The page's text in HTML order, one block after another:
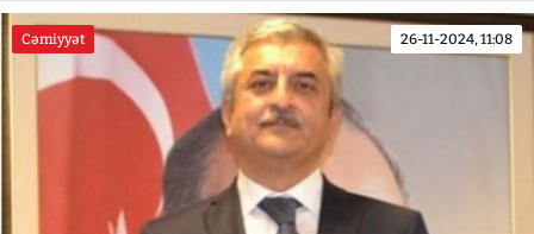
Cəmiyyət 26-11-2024, 11:08